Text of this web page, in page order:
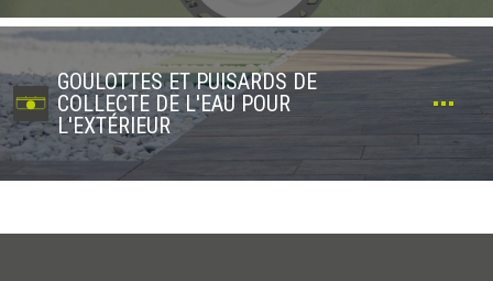
GOULOTTES ET PUISARDS DE
COLLECTE DE L'EAU POUR
L'EXTÉRIEUR